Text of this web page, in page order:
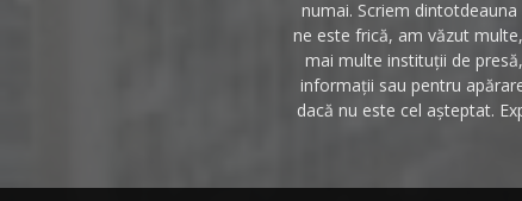
numai. Scriem
ne este frică, am văzut
mai multe instituții de
informații sau pentru
dacă nu este cel așteptat.